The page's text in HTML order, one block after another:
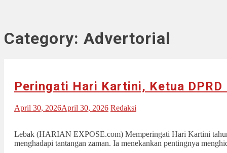
Category: Advertorial
Peringati Hari Kartini, Ketua
April 30, 2026April 30, 2026 Redaksi
Lebak (HARIAN EXPOSE.com) Memperingati Hari Kartini
menghadapi tantangan zaman. Ia menekankan pentingnya